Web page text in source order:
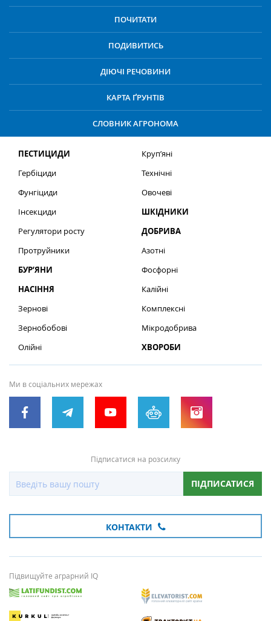
ПОЧИТАТИ
ПОДИВИТИСЬ
ДІЮЧІ РЕЧОВИНИ
КАРТА ҐРУНТІВ
СЛОВНИК АГРОНОМА
ПЕСТИЦИДИ
Гербіциди
Фунгіциди
Інсекциди
Регулятори росту
Протруйники
БУР’ЯНИ
НАСІННЯ
Зернові
Зернобобові
Олійні
Круп’яні
Технічні
Овочеві
ШКІДНИКИ
ДОБРИВА
Азотні
Фосфорні
Калійні
Комплексні
Мікродобрива
ХВОРОБИ
Ми в соціальних мережах
Підписатися на розсилку
ПІДПИСАТИСЯ
КОНТАКТИ
Підвищуйте аграрний IQ